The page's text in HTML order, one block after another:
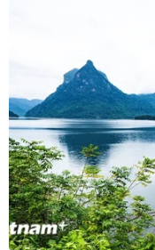
(Nguồn: Otofun)